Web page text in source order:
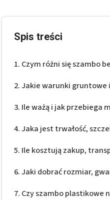
Spis treści
Czym różni się szambo
Jakie warunki gruntowe
Ile ważą i jak przebiega
Jaka jest trwałość,
Ile kosztują zakup,
Jaki dobrać rozmiar,
Czy szambo plastikowe